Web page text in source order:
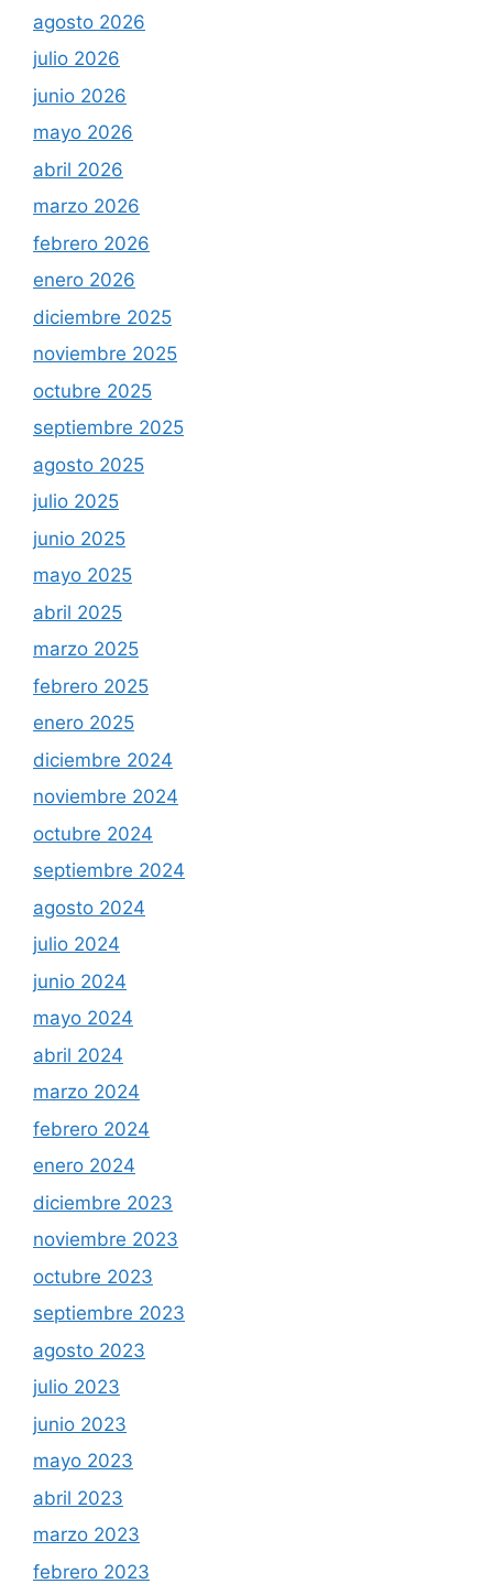
agosto 2026
julio 2026
junio 2026
mayo 2026
abril 2026
marzo 2026
febrero 2026
enero 2026
diciembre 2025
noviembre 2025
octubre 2025
septiembre 2025
agosto 2025
julio 2025
junio 2025
mayo 2025
abril 2025
marzo 2025
febrero 2025
enero 2025
diciembre 2024
noviembre 2024
octubre 2024
septiembre 2024
agosto 2024
julio 2024
junio 2024
mayo 2024
abril 2024
marzo 2024
febrero 2024
enero 2024
diciembre 2023
noviembre 2023
octubre 2023
septiembre 2023
agosto 2023
julio 2023
junio 2023
mayo 2023
abril 2023
marzo 2023
febrero 2023